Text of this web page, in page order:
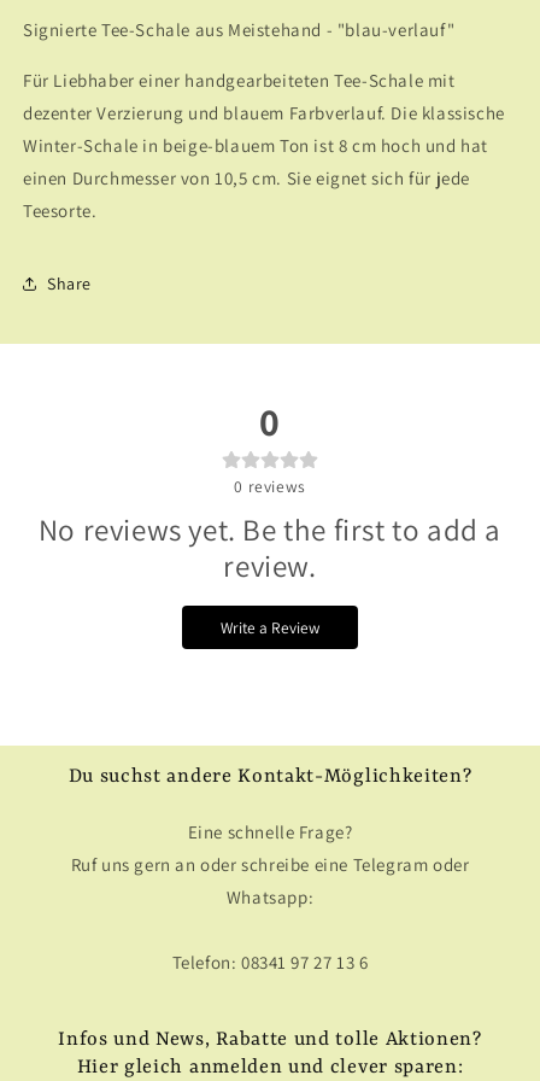
Signierte Tee-Schale aus Meistehand - "blau-verlauf"
Für Liebhaber einer handgearbeiteten Tee-Schale mit
dezenter Verzierung und blauem Farbverlauf. Die klassische
Winter-Schale in beige-blauem Ton ist 8 cm hoch und hat
einen Durchmesser von 10,5 cm. Sie eignet sich für jede
Teesorte.
Share
0
0 reviews
No reviews yet. Be the first to add a
review.
Write a Review
Du suchst andere Kontakt-Möglichkeiten?
Eine schnelle Frage?
Ruf uns gern an oder schreibe eine Telegram oder
Whatsapp:
Telefon: 08341 97 27 13 6
Infos und News, Rabatte und tolle Aktionen?
Hier gleich anmelden und clever sparen: